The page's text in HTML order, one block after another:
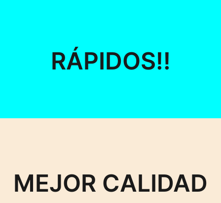
RÁPIDOS!!
MEJOR CALIDAD